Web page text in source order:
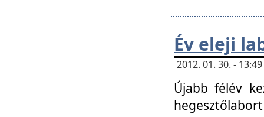
Év eleji
2012. 01. 30. -
Újabb félév